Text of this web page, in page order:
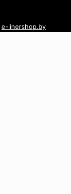
e-linershop.by